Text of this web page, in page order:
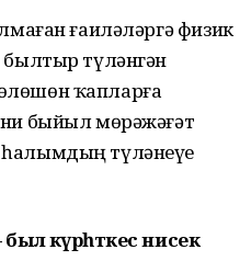
ғаиләләргә физик
былтыр түләнгән
ҡапларға
быйыл мөрәжәғәт
түләнеүе
күрһәткес нисек